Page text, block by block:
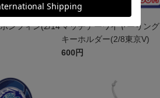
ンフィン(2/14マッチデーワイヤーリング
キーホルダー(2/8東京V)
600円